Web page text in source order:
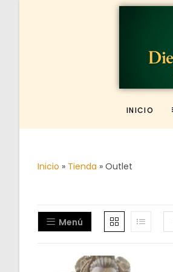
INICIO
Inicio » Tienda » Outlet
Menú